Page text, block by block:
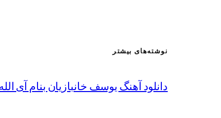
نوشته‌های بیشتر
دانلود آهنگ یوسف خانبازیان بنام آی